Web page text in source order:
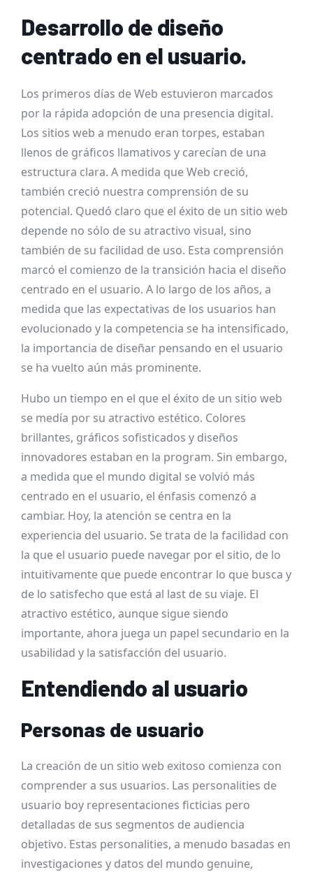
Desarrollo de diseño
centrado en el usuario.
Los primeros días de Web estuvieron marcados
por la rápida adopción de una presencia digital.
Los sitios web a menudo eran torpes, estaban
llenos de gráficos llamativos y carecían de una
estructura clara. A medida que Web creció,
también creció nuestra comprensión de su
potencial. Quedó claro que el éxito de un sitio web
depende no sólo de su atractivo visual, sino
también de su facilidad de uso. Esta comprensión
marcó el comienzo de la transición hacia el diseño
centrado en el usuario. A lo largo de los años, a
medida que las expectativas de los usuarios han
evolucionado y la competencia se ha intensificado,
la importancia de diseñar pensando en el usuario
se ha vuelto aún más prominente.
Hubo un tiempo en el que el éxito de un sitio web
se medía por su atractivo estético. Colores
brillantes, gráficos sofisticados y diseños
innovadores estaban en la program. Sin embargo,
a medida que el mundo digital se volvió más
centrado en el usuario, el énfasis comenzó a
cambiar. Hoy, la atención se centra en la
experiencia del usuario. Se trata de la facilidad con
la que el usuario puede navegar por el sitio, de lo
intuitivamente que puede encontrar lo que busca y
de lo satisfecho que está al last de su viaje. El
atractivo estético, aunque sigue siendo
importante, ahora juega un papel secundario en la
usabilidad y la satisfacción del usuario.
Entendiendo al usuario
Personas de usuario
La creación de un sitio web exitoso comienza con
comprender a sus usuarios. Las personalities de
usuario boy representaciones ficticias pero
detalladas de sus segmentos de audiencia
objetivo. Estas personalities, a menudo basadas en
investigaciones y datos del mundo genuine,